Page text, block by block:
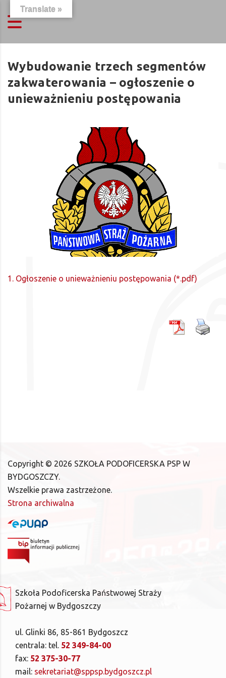
Wybudowanie trzech segmentów
zakwaterowania – ogłoszenie o
unieważnieniu postępowania
1. Ogłoszenie o unieważnieniu postępowania (*.pdf)
Copyright © 2026 SZKOŁA PODOFICERSKA PSP W
BYDGOSZCZY.
Wszelkie prawa zastrzeżone.
Strona archiwalna
Szkoła Podoficerska Państwowej Straży
Pożarnej w Bydgoszczy
ul. Glinki 86, 85-861 Bydgoszcz
centrala: tel. 52 349-84-00
fax: 52 375-30-77
mail: sekretariat@sppsp.bydgoszcz.pl
Translate »